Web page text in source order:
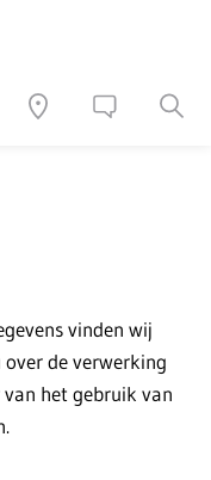
vinden wij
de verwerking
het gebruik van